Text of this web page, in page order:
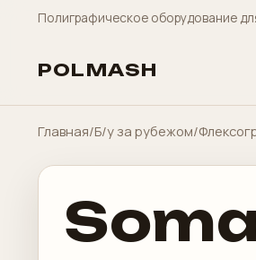
Полиграфическое оборудование
POLMASH
Главная/Б/у за рубежом/